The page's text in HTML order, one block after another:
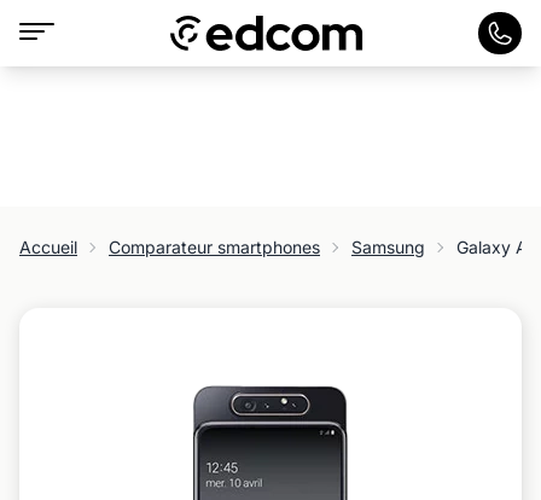
Accueil Comparateur smartphones Samsung Galaxy